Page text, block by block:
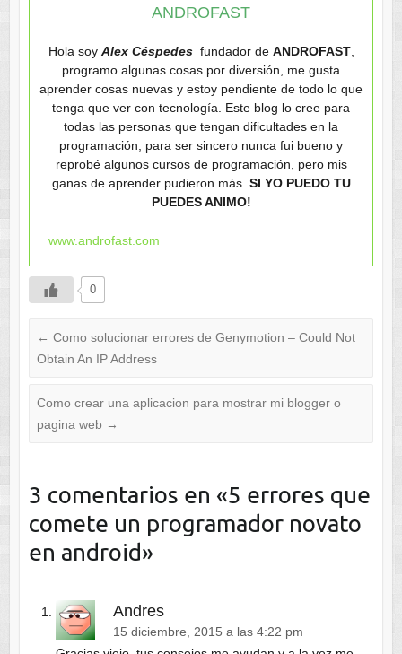
ANDROFAST
Hola soy Alex Céspedesfundador de ANDROFAST,
programo algunas cosas por diversión, me gusta
aprender cosas nuevas y estoy pendiente de todo lo que
tenga que ver con tecnología. Este blog lo cree para
todas las personas que tengan dificultades en la
programación, para ser sincero nunca fui bueno y
reprobé algunos cursos de programación, pero mis
ganas de aprender pudieron más. SI YO PUEDO TU
PUEDES ANIMO!
www.androfast.com
0
← Como solucionar errores de Genymotion – Could Not
Obtain An IP Address
Como crear una aplicacion para mostrar mi blogger o
pagina web →
3 comentarios en «5 errores que
comete un programador novato
en android»
Andres
15 diciembre, 2015 a las 4:22 pm